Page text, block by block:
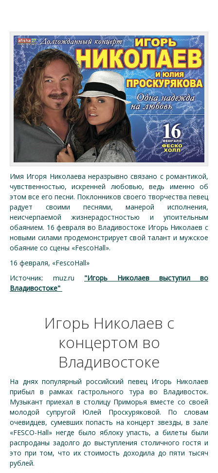
Имя Игоря Николаева неразрывно связано с романтикой,
чувственностью, искренней любовью, ведь именно об
этом все его песни. Поклонников своего творчества певец
радует своими песнями, манерой исполнения,
неисчерпаемой жизнерадостностью и упоительным
обаянием. 16 февраля во Владивостоке Игорь Николаев с
новыми силами продемонстрирует свой талант и мужское
обаяние со сцены «FescoHall».
16 февраля, «FescoHall»
Источник: muz.ru "Игорь Николаев выступил во
Владивостоке"
Игорь Николаев с
концертом во
Владивостоке
На днях популярный российский певец Игорь Николаев
прибыл в рамках гастрольного тура во Владивосток.
Музыкант приехал в столицу Приморья вместе со своей
молодой супругой Юлей Проскуряковой. По словам
очевидцев, сумевших попасть на концерт звезды, в зале
«FESCO-Hall» негде было яблоку упасть, а билеты были
распроданы задолго до выступления столичного гостя и
это при том, что их стоимость доходила до пяти тысяч
рублей.